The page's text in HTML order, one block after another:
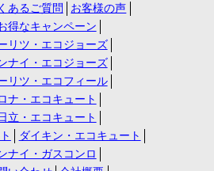
あるご質問
お客様の声
得なキャンペーン
リツ・エコジョーズ
ナイ・エコジョーズ
リツ・エコフィール
ナ・エコキュート
立・エコキュート
ダイキン・エコキュート
ナイ・ガスコンロ